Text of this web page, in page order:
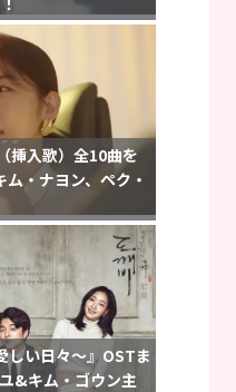
挿入歌）全10曲を
・ナヨン、ペク・
しい日々〜』OSTま
&キム・ゴウン主